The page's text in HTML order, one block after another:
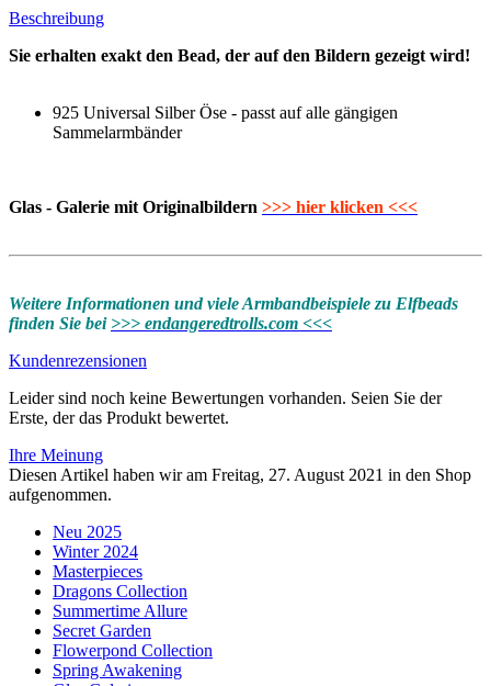
Beschreibung
Sie erhalten exakt den Bead, der auf den Bildern gezeigt wird!
925 Universal Silber Öse - passt auf alle gängigen
Sammelarmbänder
Glas - Galerie mit Originalbildern >>> hier klicken <<<
Weitere Informationen und viele Armbandbeispiele zu Elfbeads
finden Sie bei >>> endangeredtrolls.com <<<
Kundenrezensionen
Leider sind noch keine Bewertungen vorhanden. Seien Sie der
Erste, der das Produkt bewertet.
Ihre Meinung
Diesen Artikel haben wir am Freitag, 27. August 2021 in den Shop
aufgenommen.
Neu 2025
Winter 2024
Masterpieces
Dragons Collection
Summertime Allure
Secret Garden
Flowerpond Collection
Spring Awakening